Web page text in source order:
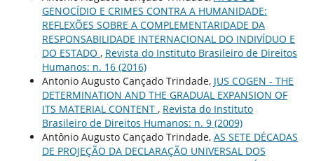
GENOCÍDIO E CRIMES CONTRA A HUMANIDADE:
REFLEXÕES SOBRE A COMPLEMENTARIDADE DA
RESPONSABILIDADE INTERNACIONAL DO INDIVÍDUO E
DO ESTADO , Revista do Instituto Brasileiro de Direitos
Humanos: n. 16 (2016)
Antonio Augusto Cançado Trindade, JUS COGEN - THE
DETERMINATION AND THE GRADUAL EXPANSION OF
ITS MATERIAL CONTENT , Revista do Instituto
Brasileiro de Direitos Humanos: n. 9 (2009)
Antônio Augusto Cançado Trindade, AS SETE DÉCADAS
DE PROJEÇÃO DA DECLARAÇÃO UNIVERSAL DOS